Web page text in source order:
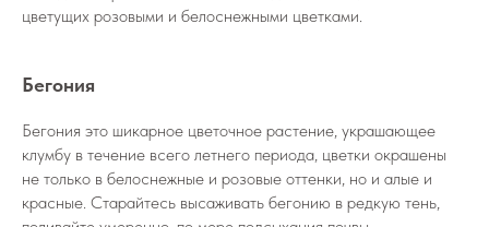
цветущих розовыми и белоснежными цветками.
Бегония
Бегония это шикарное цветочное растение, украшающее
клумбу в течение всего летнего периода, цветки окрашены
не только в белоснежные и розовые оттенки, но и алые и
красные. Старайтесь высаживать бегонию в редкую тень,